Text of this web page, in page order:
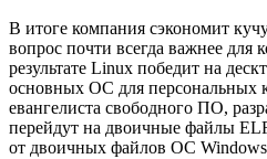
В итоге компания сэкономит
вопрос почти всегда важнее для
результате Linux победит на
основных ОС для
евангелиста свободного ПО,
перейдут на двоичные файлы
от двоичных файлов ОС